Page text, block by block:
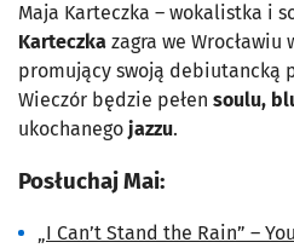
Maja Karteczka – wokalistka i
Karteczka zagra we
promujący swoją debiutancką
Wieczór będzie pełen soulu,
ukochanego jazzu.
Posłuchaj Mai:
„I Can’t Stand the Rain” –